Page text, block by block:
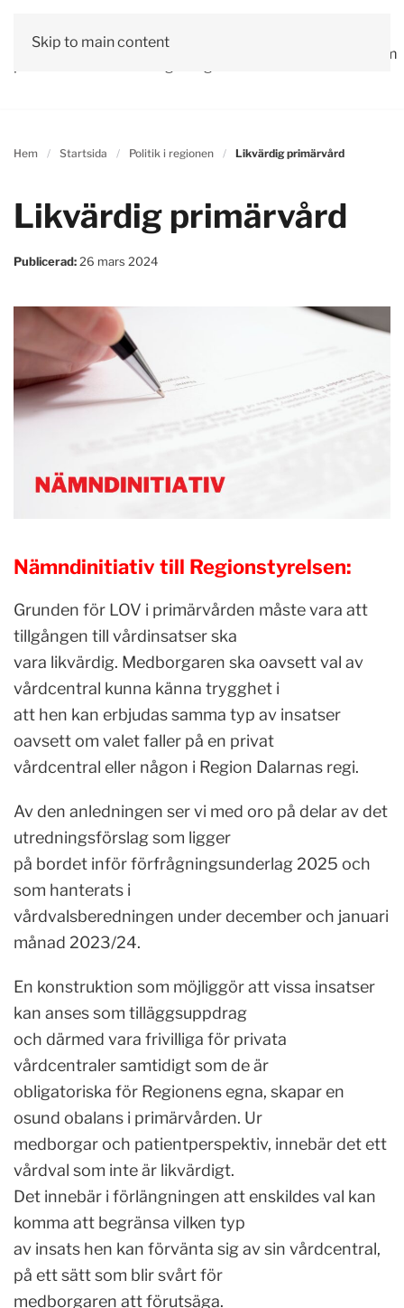
Skip to main content
Vår
Debatt
OmLäs våra
Valprogram
Hem Startsida Politik i regionen Likvärdig primärvård
Likvärdig primärvård
Publicerad: 26 mars 2024
Nämndinitiativ till Regionstyrelsen:
Grunden för LOV i primärvården måste vara att
tillgången till vårdinsatser ska
vara likvärdig. Medborgaren ska oavsett val av
vårdcentral kunna känna trygghet i
att hen kan erbjudas samma typ av insatser
oavsett om valet faller på en privat
vårdcentral eller någon i Region Dalarnas regi.
Av den anledningen ser vi med oro på delar av det
utredningsförslag som ligger
på bordet inför förfrågningsunderlag 2025 och
som hanterats i
vårdvalsberedningen under december och januari
månad 2023/24.
En konstruktion som möjliggör att vissa insatser
kan anses som tilläggsuppdrag
och därmed vara frivilliga för privata
vårdcentraler samtidigt som de är
obligatoriska för Regionens egna, skapar en
osund obalans i primärvården. Ur
medborgar och patientperspektiv, innebär det ett
vårdval som inte är likvärdigt.
Det innebär i förlängningen att enskildes val kan
komma att begränsa vilken typ
av insats hen kan förvänta sig av sin vårdcentral,
på ett sätt som blir svårt för
medborgaren att förutsäga.